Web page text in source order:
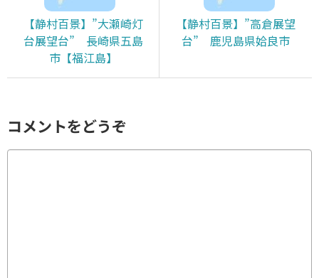
【静村百景】”大瀬崎灯
台展望台” 長崎県五島
市【福江島】
【静村百景】”高倉展望
台” 鹿児島県姶良市
コメントをどうぞ